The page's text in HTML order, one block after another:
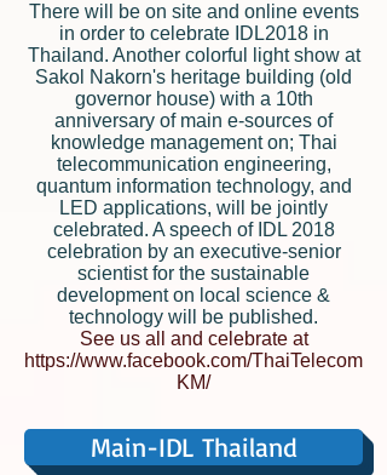
There will be on site and online events
in order to celebrate IDL2018 in
Thailand. Another colorful light show at
Sakol Nakorn's heritage building (old
governor house) with a 10th
anniversary of main e-sources of
knowledge management on; Thai
telecommunication engineering,
quantum information technology, and
LED applications, will be jointly
celebrated. A speech of IDL 2018
celebration by an executive-senior
scientist for the sustainable
development on local science &
technology will be published.
See us all and celebrate at
https://www.facebook.com/ThaiTelecom
KM/
Main-IDL Thailand